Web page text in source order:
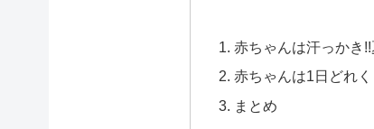
赤ちゃんは汗っかき
赤ちゃんは1日どれ
まとめ